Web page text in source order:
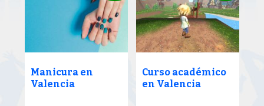
Manicura en
Valencia
Curso académico
en Valencia